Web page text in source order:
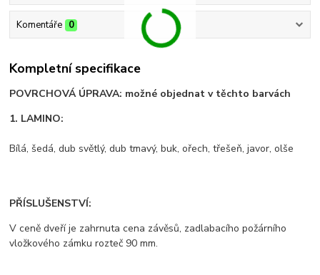
Komentáře 0
Kompletní specifikace
POVRCHOVÁ ÚPRAVA: možné objednat v těchto barvách
1. LAMINO:
Bílá, šedá, dub světlý, dub tmavý, buk, ořech, třešeň, javor, olše
PŘÍSLUŠENSTVÍ:
V ceně dveří je zahrnuta cena závěsů, zadlabacího požárního
vložkového zámku rozteč 90 mm.